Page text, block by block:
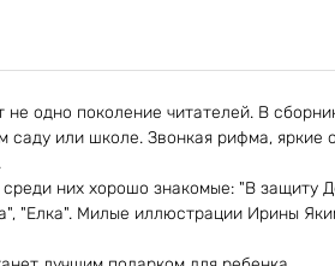
одно поколение читателей. В
саду или школе. Звонкая рифма, яркие
них хорошо знакомые: "В защиту
"Елка". Милые иллюстрации Ирины